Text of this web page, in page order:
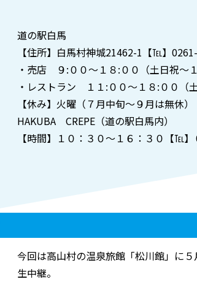
道の駅白馬
【住所】白馬村神城21462-1【℡】
・売店 ９:００～１８:００（土日祝～１
・レストラン １１:００～１８:００（
【休み】火曜（７月中旬～９月は無休）
HAKUBA CREPE（道の駅白馬内）
【時間】１０：３０～１６：３０【℡
今回は高山村の温泉旅館「松川館」に
生中継。